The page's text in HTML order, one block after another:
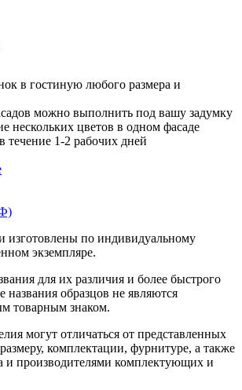
в гостиную любого размера и
можно выполнить под вашу задумку
нескольких цветов в одном фасаде
течение 1-2 рабочих дней
изготовлены по индивидуальному
экземпляре.
для их различия и более быстрого
названия образцов не являются
товарным знаком.
могут отличаться от представленных
комплектации, фурнитуре, а также
и производителями комплектующих и